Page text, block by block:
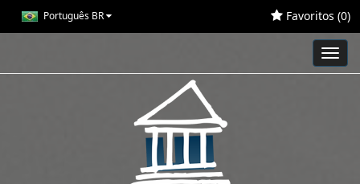
Português BR Favoritos (0)